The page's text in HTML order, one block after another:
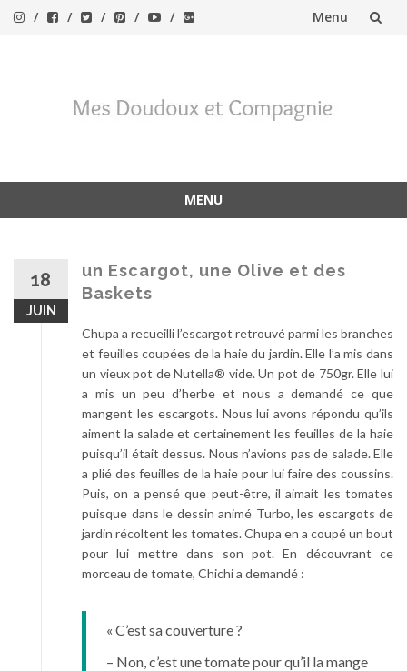
Menu
MENU
18
JUIN
un Escargot, une Olive et des
Baskets
Chupa a recueilli l’escargot retrouvé parmi les branches
et feuilles coupées de la haie du jardin. Elle l’a mis dans
un vieux pot de Nutella® vide. Un pot de 750gr. Elle lui
a mis un peu d’herbe et nous a demandé ce que
mangent les escargots. Nous lui avons répondu qu’ils
aiment la salade et certainement les feuilles de la haie
puisqu’il était dessus. Nous n’avions pas de salade. Elle
a plié des feuilles de la haie pour lui faire des coussins.
Puis, on a pensé que peut-être, il aimait les tomates
puisque dans le dessin animé Turbo, les escargots de
jardin récoltent les tomates. Chupa en a coupé un bout
pour lui mettre dans son pot. En découvrant ce
morceau de tomate, Chichi a demandé :
« C’est sa couverture ?
– Non, c’est une tomate pour qu’il la mange